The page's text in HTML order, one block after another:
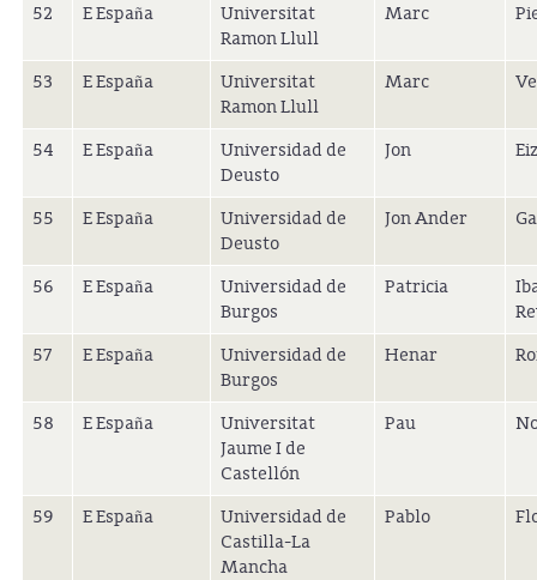
52 E España
Universitat
Ramon Llull
Marc
53 E España
Universitat
Ramon Llull
Marc
54 E España
Universidad de
Deusto
Jon
55 E España
Universidad de
Deusto
Jon Ander
56 E España
Universidad de
Burgos
Patricia
57
E España
Universidad de
Burgos
Henar
58 E España
Universitat
Jaume I de
Castellón
Pau
59 E España
Universidad de
Castilla-La
Mancha
Pablo